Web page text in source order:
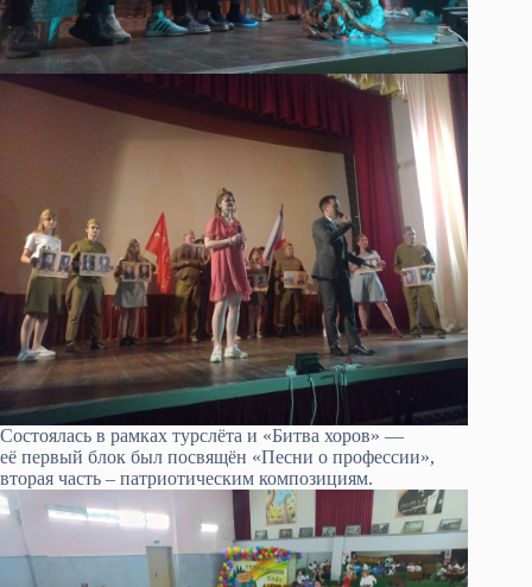
Состоялась в рамках турслёта и «Битва хоров» —
её первый блок был посвящён «Песни о профессии»,
вторая часть – патриотическим композициям.